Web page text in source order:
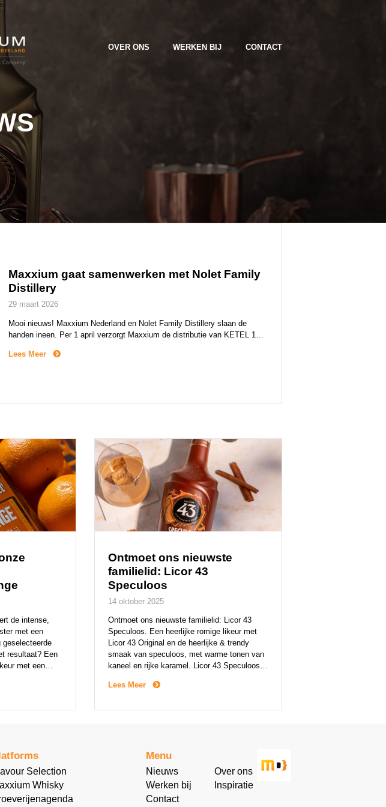
OVER ONS WERKEN BIJ CONTACT
Maxxium gaat samenwerken met Nolet Family
Distillery
29 maart 2026
Mooi nieuws! Maxxium Nederland en Nolet Family Distillery slaan de
handen ineen. Per 1 april verzorgt Maxxium de distributie van KETEL 1
Met deze samenwerking bundelen we onze krachten met een van de
Lees Meer
de intense,
met een
resultaat? Een
met een
wordt
geworteld
Ontmoet ons nieuwste
familielid: Licor 43
Speculoos
14 oktober 2025
Ontmoet ons nieuwste familielid: Licor 43
Speculoos. Een heerlijke romige likeur met
Licor 43 Original en de heerlijke & trendy
smaak van speculoos, met warme tonen van
kaneel en rijke karamel. Licor 43 Speculoos
rijke, donker getoaste kleur en gouden
[…]
Lees Meer
Selection
Whisky
Menu
Nieuws
Over ons
Werken bij
Inspiratie
Contact